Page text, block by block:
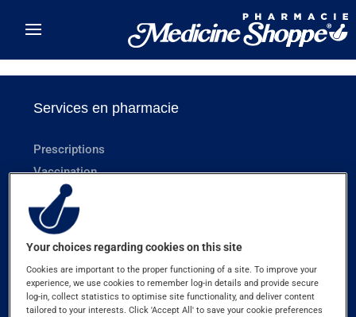
⚠ Aucun résultat ne correspond à votre recherche
Services en pharmacie
Prescriptions
Vaccination
Évaluations et suivis
Médicaments personnalisés
Consultations bien-être
Produits et ressources
Your choices regarding cookies on this site
Cookies are important to the proper functioning of a site. To improve your
experience, we use cookies to remember log-in details and provide secure
log-in, collect statistics to optimise site functionality, and deliver content
tailored to your interests. Click 'Accept All' to save your cookie preferences